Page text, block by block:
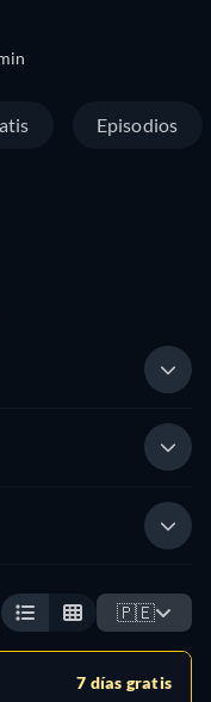
Episodios
🇵🇪
7 días gratis